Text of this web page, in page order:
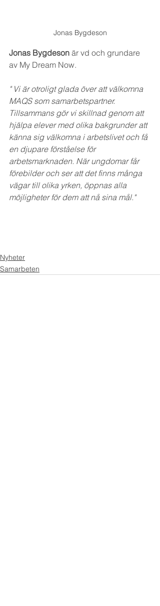
Jonas Bygdeson
Jonas Bygdeson är vd och grundare
av My Dream Now.
" Vi är otroligt glada över att välkomna
MAQS som samarbetspartner.
Tillsammans gör vi skillnad genom att
hjälpa elever med olika bakgrunder att
känna sig välkomna i arbetslivet och få
en djupare förståelse för
arbetsmarknaden. När ungdomar får
förebilder och ser att det finns många
vägar till olika yrken, öppnas alla
möjligheter för dem att nå sina mål."
Nyheter
Samarbeten